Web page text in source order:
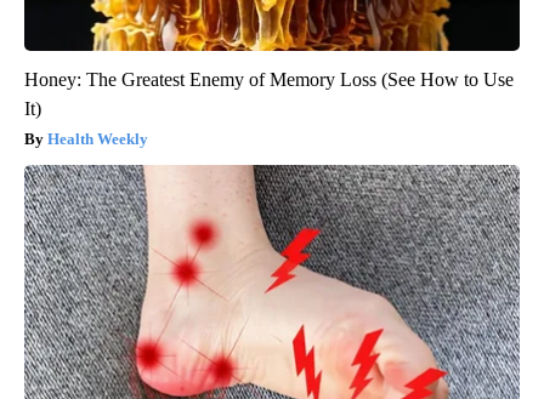
Honey: The Greatest Enemy of Memory Loss (See How to Use
It)
Health Weekly